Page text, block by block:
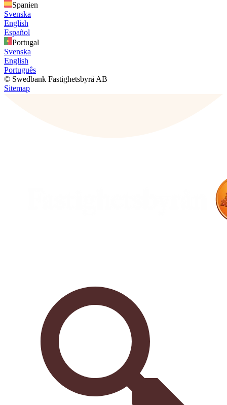
Spanien
Svenska
English
Español
Portugal
Svenska
English
Português
© Swedbank Fastighetsbyrå AB
Sitemap